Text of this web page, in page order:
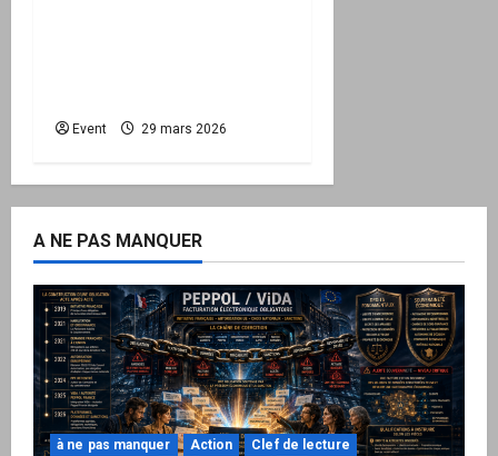
Event 29 mars 2026
A NE PAS MANQUER
à ne pas manquer Action
Clef de lecture